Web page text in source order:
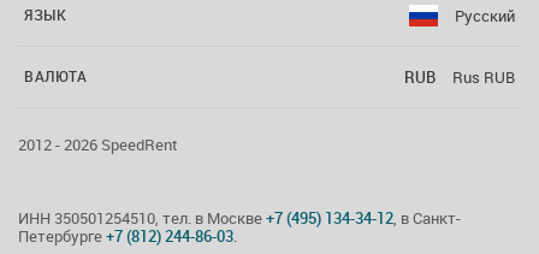
ЯЗЫК Русский
ВАЛЮТА RUB Rus RUB
2012 - 2026 SpeedRent
ИНН 350501254510, тел. в Москве+7 (495) 134-34-12, в Санкт-
Петербурге+7 (812) 244-86-03.